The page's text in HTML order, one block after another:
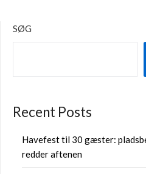
SØG
Recent Posts
Havefest til 30 gæster:
redder aftenen